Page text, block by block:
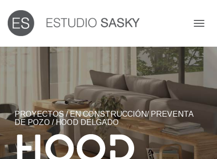
PROYECTOS/EN CONSTRUCCIÓN/ PREVENTA
DE POZO / HOOD DELGADO